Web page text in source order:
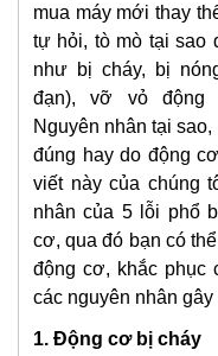
mua máy mới thay
tự hỏi, tò mò tại sao
như bị cháy, bị
đạn), vỡ vỏ
Nguyên nhân tại
đúng hay do động
viết này của chúng
nhân của 5 lỗi phổ
cơ, qua đó bạn có
động cơ, khắc phục
các nguyên nhân
1. Động cơ bị cháy